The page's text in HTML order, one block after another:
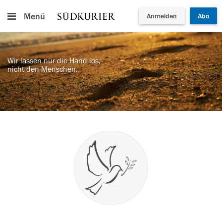
Menü Anmelden Abo
Wir lassen nur die Hand los,
nicht den Menschen.